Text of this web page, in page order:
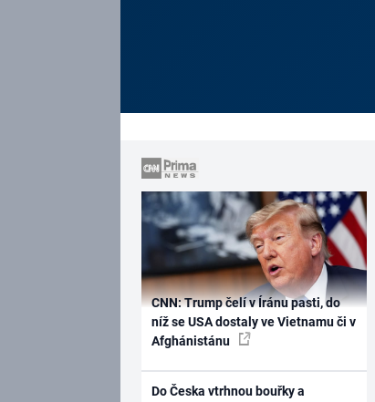
CNN: Trump čelí v Íránu pasti, do
níž se USA dostaly ve Vietnamu či v
Afghánistánu
Do Česka vtrhnou bouřky a